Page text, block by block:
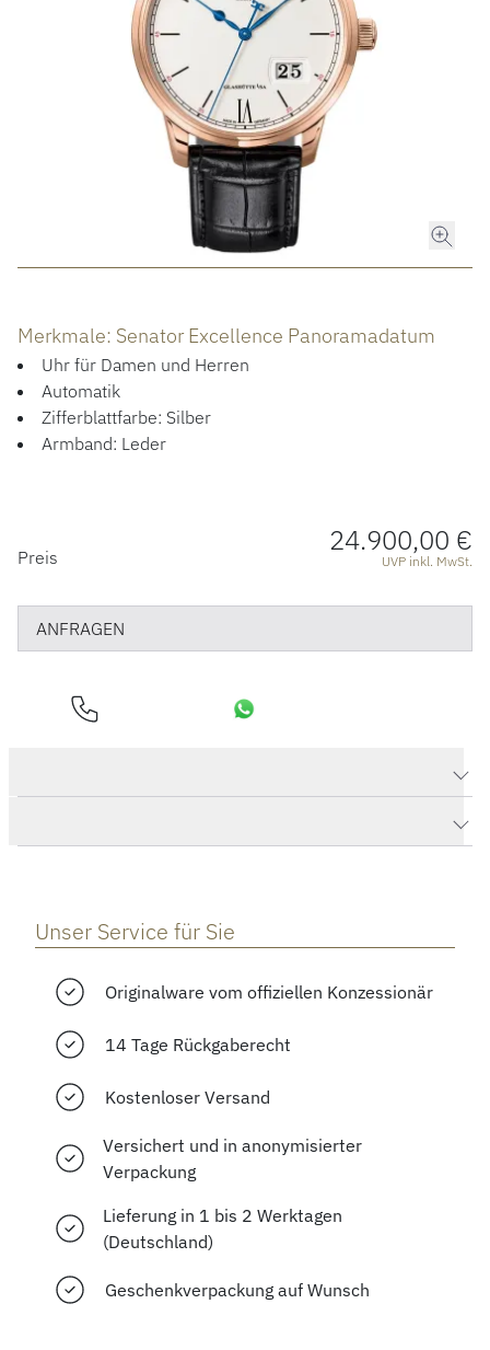
ROLEX CERTIFIED PRE-OWNED
HOCHZEIT
ÜBER UNS
Merkmale: Senator Excellence Panoramadatum
Uhr für Damen und Herren
Automatik
Zifferblattfarbe: Silber
Armband: Leder
PREISINFORMATIONEN
Preis 24.900,00 €
UVP inkl. MwSt.
ANFRAGEN
Unser Service für Sie
Originalware vom offiziellen Konzessionär
14 Tage Rückgaberecht
Kostenloser Versand
Versichert und in anonymisierter
Verpackung
Lieferung in 1 bis 2 Werktagen
(Deutschland)
Geschenkverpackung auf Wunsch